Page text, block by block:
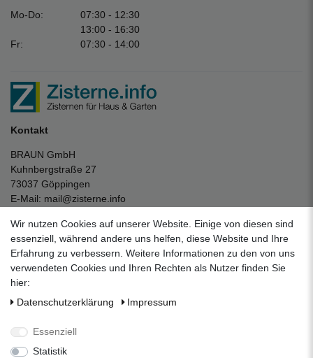
Mo-Do:
07:30 - 12:30
13:00 - 16:30
Fr:
07:30 - 14:00
Kontakt
BRAUN GmbH
Kuhnbergstraße 27
73037 Göppingen
E-Mail: mail@zisterne.info
Unternehmen
Datenschutzerklärung
Impressum
Über uns
Folgen Sie uns auf Social Media
Wir nutzen Cookies auf unserer Website. Einige von diesen sind
essenziell, während andere uns helfen, diese Website und Ihre
Erfahrung zu verbessern. Weitere Informationen zu den von uns
verwendeten Cookies und Ihren Rechten als Nutzer finden Sie
hier:
Daten­schutz­erklärung
Impressum
Essenziell
Statistik